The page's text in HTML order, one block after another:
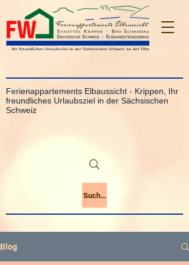
Ferienappartements Elbaussicht - Krippen, Ihr
freundliches Urlaubsziel in der Sächsischen
Schweiz
Suchen
Blog